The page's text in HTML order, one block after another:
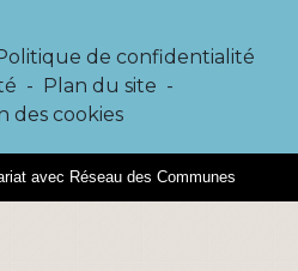
de confidentialité
- Plan du site -
des cookies
avec Réseau des Communes